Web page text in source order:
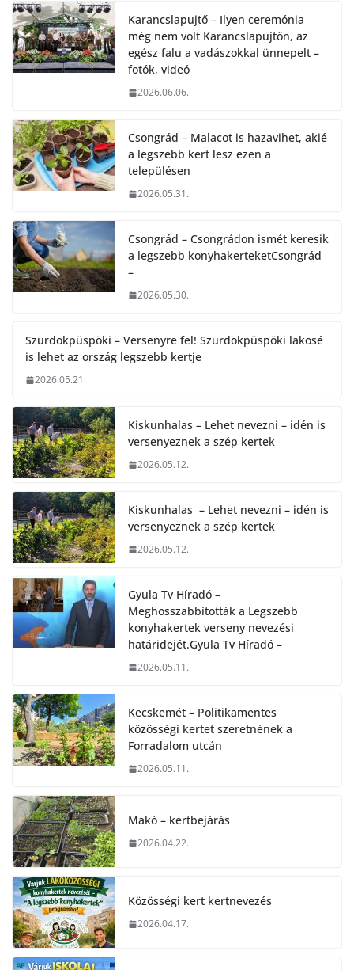
Karancslapujtő – Ilyen ceremónia
még nem volt Karancslapujtőn, az
egész falu a vadászokkal ünnepelt –
fotók, videó
2026.06.06.
Csongrád – Malacot is hazavihet, akié
a legszebb kert lesz ezen a
településen
2026.05.31.
Csongrád – Csongrádon ismét keresik
a legszebb konyhakerteketCsongrád
–
2026.05.30.
Szurdokpüspöki – Versenyre fel! Szurdokpüspöki lakosé
is lehet az ország legszebb kertje
2026.05.21.
Kiskunhalas – Lehet nevezni – idén is
versenyeznek a szép kertek
2026.05.12.
Kiskunhalas – Lehet nevezni – idén is
versenyeznek a szép kertek
2026.05.12.
Gyula Tv Híradó –
Meghosszabbították a Legszebb
konyhakertek verseny nevezési
határidejét.Gyula Tv Híradó –
2026.05.11.
Kecskemét – Politikamentes
közösségi kertet szeretnének a
Forradalom utcán
2026.05.11.
Makó – kertbejárás
2026.04.22.
Közösségi kert kertnevezés
2026.04.17.